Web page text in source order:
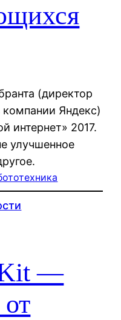
(директор
компании Яндекс)
интернет» 2017.
улучшенное
Kit —